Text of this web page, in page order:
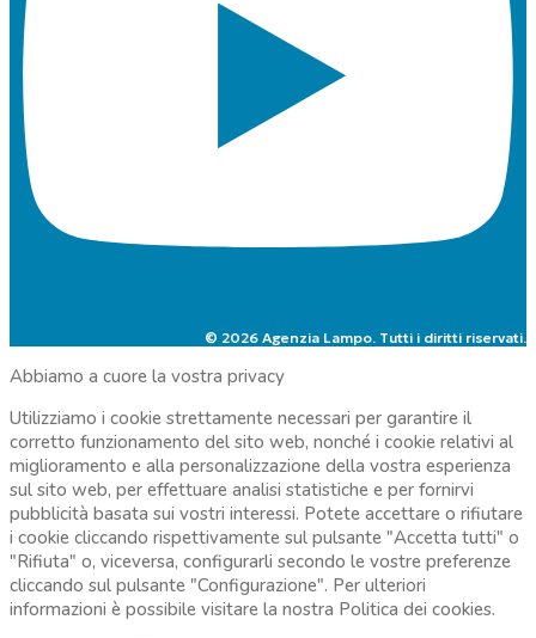
© 2026 Agenzia Lampo. Tutti i diritti riservati.
Abbiamo a cuore la vostra privacy
Utilizziamo i cookie strettamente necessari per garantire il
corretto funzionamento del sito web, nonché i cookie relativi al
miglioramento e alla personalizzazione della vostra esperienza
sul sito web, per effettuare analisi statistiche e per fornirvi
pubblicità basata sui vostri interessi. Potete accettare o rifiutare
i cookie cliccando rispettivamente sul pulsante "Accetta tutti" o
"Rifiuta" o, viceversa, configurarli secondo le vostre preferenze
cliccando sul pulsante "Configurazione". Per ulteriori
informazioni è possibile visitare la nostra Politica dei cookies.